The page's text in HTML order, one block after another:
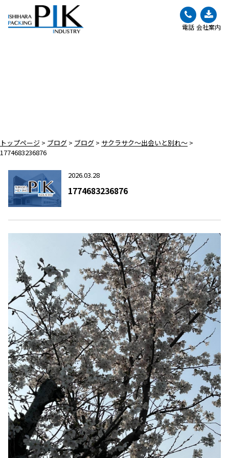
電話 会社案内
トップページ > ブログ > ブログ > サクラサク～出会いと別れ～ >
1774683236876
2026.03.28
1774683236876